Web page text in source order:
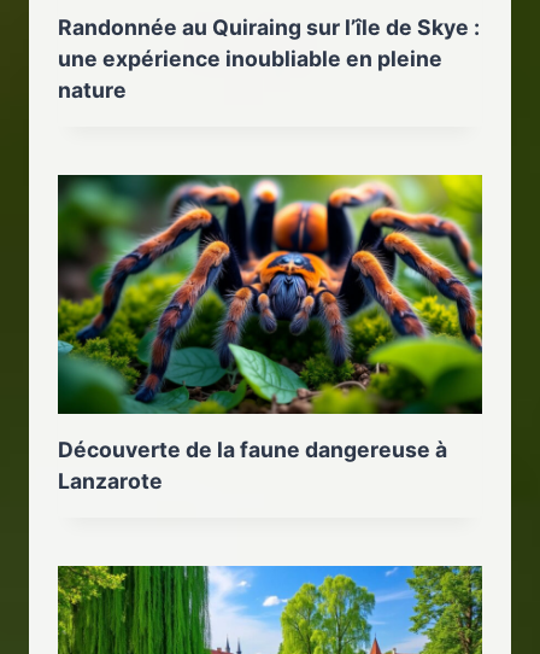
Randonnée au Quiraing sur l’île de Skye :
une expérience inoubliable en pleine
nature
Découverte de la faune dangereuse à
Lanzarote